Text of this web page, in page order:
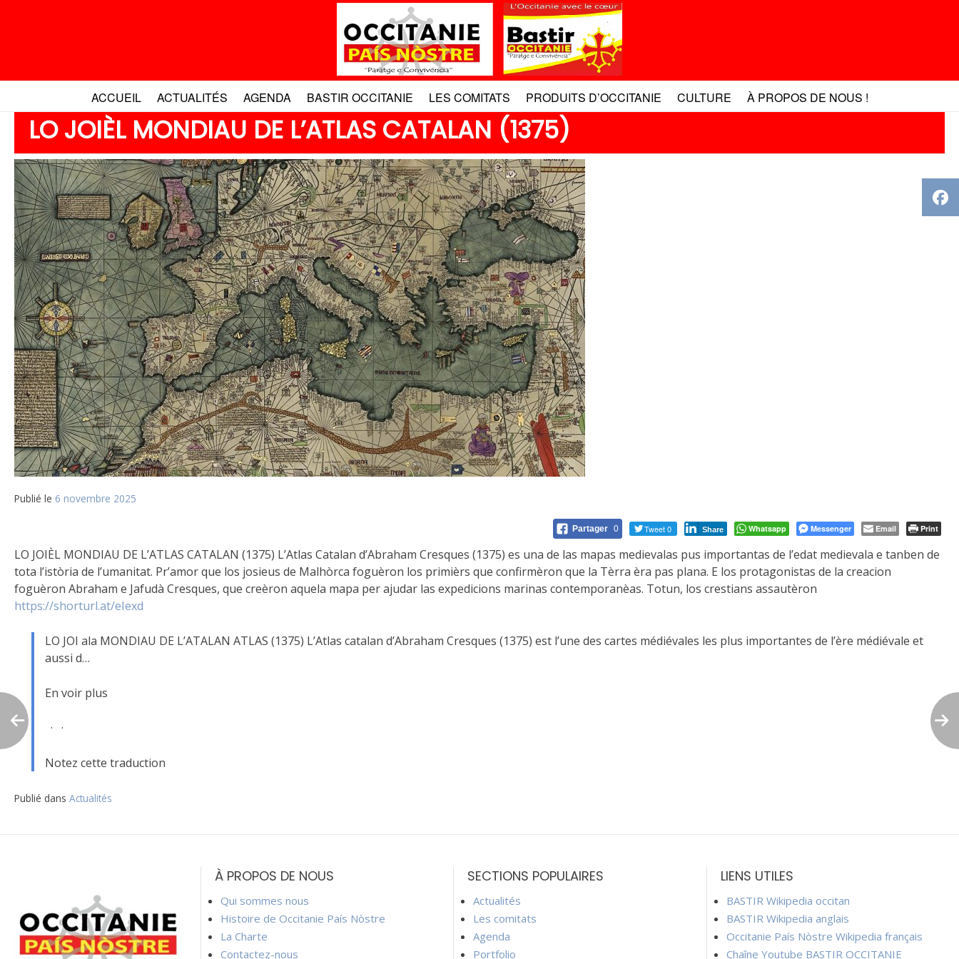
ACCUEIL ACTUALITÉS AGENDA BASTIR OCCITANIE LES COMITATS PRODUITS D’OCCITANIE CULTURE À PROPOS DE NOUS !
LO JOIÈL MONDIAU DE L’ATLAS CATALAN (1375)
Publié le 6 novembre 2025
Partager 0 Tweet 0 Share Whatsapp Messenger Email Print
LO JOIÈL MONDIAU DE L’ATLAS CATALAN (1375) L’Atlas Catalan d’Abraham Cresques (1375) es una de las mapas medievalas pus importantas de l’edat medievala e tanben de
tota l’istòria de l’umanitat. Pr’amor que los josieus de Malhòrca foguèron los primièrs que confirmèron que la Tèrra èra pas plana. E los protagonistas de la creacion
foguèron Abraham e Jafudà Cresques, que creèron aquela mapa per ajudar las expedicions marinas contemporanèas. Totun, los crestians assautèron
https://shorturl.at/eIexd
LO JOI ala MONDIAU DE L’ATALAN ATLAS (1375) L’Atlas catalan d’Abraham Cresques (1375) est l’une des cartes médiévales les plus importantes de l’ère médiévale et
aussi d…
En voir plus
· ·
Notez cette traduction
Publié dans Actualités
l’article
À PROPOS DE NOUS
Qui sommes nous
Histoire de Occitanie País Nòstre
La Charte
Contactez-nous
SECTIONS POPULAIRES
Actualités
Les comitats
Agenda
Portfolio
LIENS UTILES
BASTIR Wikipedia occitan
BASTIR Wikipedia anglais
Occitanie País Nòstre Wikipedia français
Chaîne Youtube BASTIR OCCITANIE